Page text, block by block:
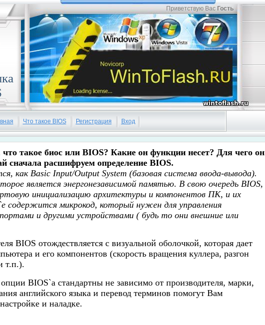
Приветствую Вас Гость
Что такое BIOS Регистрация Вход
такое биос или BIOS? Какие он функции несет? Для чего он
сначала расшифруем определение BIOS.
как Basic Input/Output System (базовая система ввода-вывода).
является энергонезависимой памятью. В свою очередь BIOS,
инициализацию архитектуры и компонентов ПК, и их
содержится микрокод, который нужен для управления
и другими устройствами ( будь то они внешние или
BIOS отождествляется с визуальной оболочкой, которая дает
и его компонентов (скорость вращения куллера, разгон
т.п.).
опцииBIOS`а стандартны не зависимо от производителя, марки,
английского языка и перевод терминов помогут Вам
и наладке.